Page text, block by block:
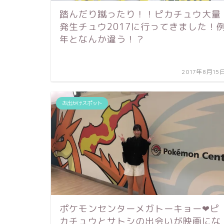
踏んだり蹴ったり！！ピカチュウ大量
発生チュウ2017に行ってきました！
年となんか違う！？
2017年8月15
お出かけスポット
ポケモンセンターメガトーキョー❤︎ピ
カチュウとサトシの出会いが映画にな